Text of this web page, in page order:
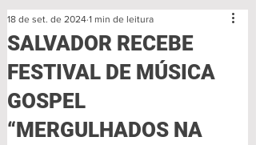
SALVADOR RECEBE
FESTIVAL DE MÚSICA
GOSPEL
“MERGULHADOS NA
18 de set. de 2024 1 min de leitura